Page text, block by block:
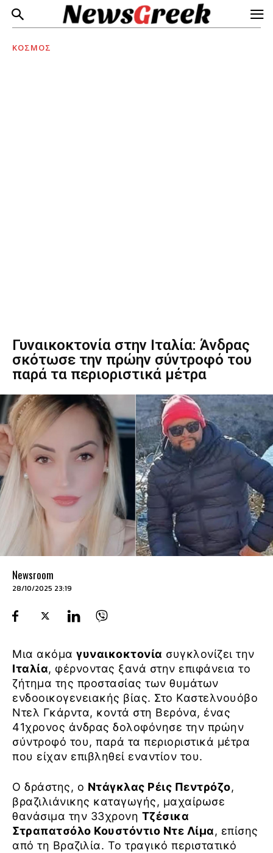
ΚΟΣΜΟΣ
Γυναικοκτονία στην Ιταλία: Άνδρας
σκότωσε την πρώην σύντροφό του
παρά τα περιοριστικά μέτρα
Newsroom
28/10/2025 23:19
Μια ακόμα γυναικοκτονία συγκλονίζει την
Ιταλία, φέρνοντας ξανά στην επιφάνεια το
ζήτημα της προστασίας των θυμάτων
ενδοοικογενειακής βίας. Στο Καστελνουόβο
Ντελ Γκάρντα, κοντά στη Βερόνα, ένας
41χρονος άνδρας δολοφόνησε την πρώην
σύντροφό του, παρά τα περιοριστικά μέτρα
που είχαν επιβληθεί εναντίον του.
Ο δράστης, ο Ντάγκλας Ρέις Πεντρόζο,
βραζιλιάνικης καταγωγής, μαχαίρωσε
θανάσιμα την 33χρονη Τζέσικα
Στραπατσόλο Κουστόντιο Ντε Λίμα, επίσης
από τη Βραζιλία. Το τραγικό περιστατικό